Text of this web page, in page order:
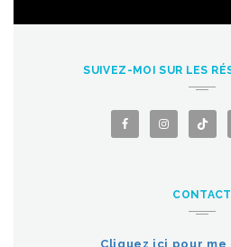
SUIVEZ-MOI SUR LES
CONTACT
Cliquez ici pour